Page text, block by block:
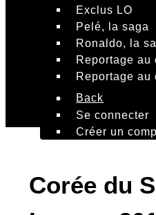
Exclus LO
Pelé, la saga
Ronaldo, la
Reportage
Reportage
Back
Se connecter
Créer un
Corée du